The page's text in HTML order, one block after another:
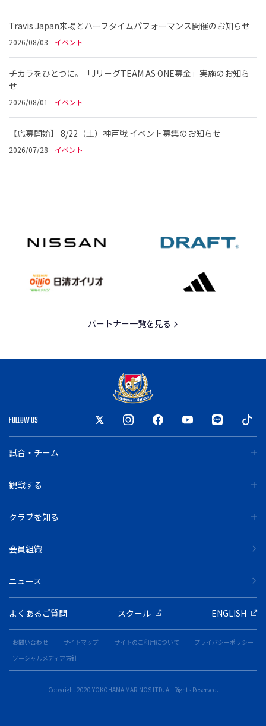
Travis Japan来場とハーフタイムパフォーマンス開催のお知らせ
2026/08/03 イベント
チカラをひとつに。「JリーグTEAM AS ONE募金」実施のお知ら
せ
2026/08/01 イベント
【応募開始】 8/22（土）神戸戦 イベント募集のお知らせ
2026/07/28 イベント
パートナー一覧を見る
FOLLOW US
試合・チーム
観戦する
クラブを知る
会員組織
ニュース
よくあるご質問 スクール ENGLISH
お問い合わせ サイトマップ サイトのご利用について
プライバシーポリシー
ソーシャルメディア方針
Copyright 2020 YOKOHAMA MARINOS LTD. All Rights Reserved.